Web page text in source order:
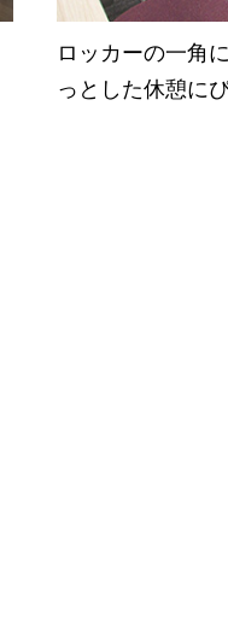
ロッカーの一角
っとした休憩に